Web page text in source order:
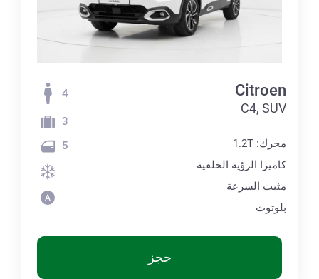
Citroen
C4, SUV
محرك: 1.2T
كاميرا الرؤية الخلفية
مثبت السرعة
بلوتوث
4
3
5
حجز